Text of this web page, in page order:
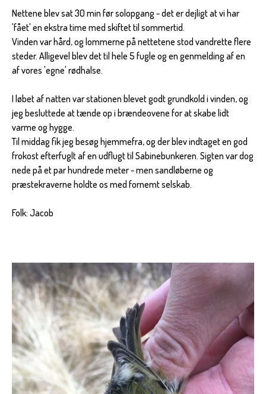
Nettene blev sat 30 min før solopgang - det er dejligt at vi har
'fået' en ekstra time med skiftet til sommertid.
Vinden var hård, og lommerne på nettetene stod vandrette flere
steder. Alligevel blev det til hele 5 fugle og en genmelding af en
af vores 'egne' rødhalse.
I løbet af natten var stationen blevet godt grundkold i vinden, og
jeg besluttede at tænde op i brændeovene for at skabe lidt
varme og hygge.
Til middag fik jeg besøg hjemmefra, og der blev indtaget en god
frokost efterfuglt af en udflugt til Sabinebunkeren. Sigten var dog
nede på et par hundrede meter - men sandløberne og
præstekraverne holdte os med fornemt selskab.
Folk: Jacob